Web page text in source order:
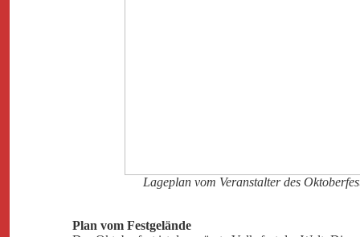
Lageplan vom Veranstalter des
Plan vom Festgelände